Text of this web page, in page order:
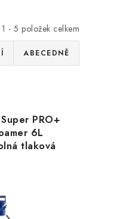
1 - 5 položek celkem
ABECEDNĚ
PRO+
6L
tlaková